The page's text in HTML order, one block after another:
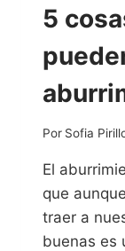
5
Por Sofia
El
que
traer a
buenas es